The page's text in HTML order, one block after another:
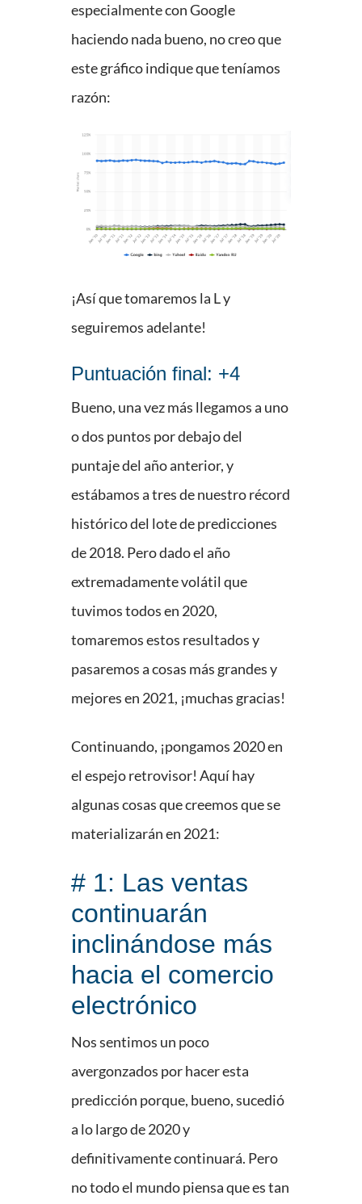
especialmente con Google
haciendo nada bueno, no creo que
este gráfico indique que teníamos
razón:
¡Así que tomaremos la L y
seguiremos adelante!
Puntuación final: +4
Bueno, una vez más llegamos a uno
o dos puntos por debajo del
puntaje del año anterior, y
estábamos a tres de nuestro récord
histórico del lote de predicciones
de 2018. Pero dado el año
extremadamente volátil que
tuvimos todos en 2020,
tomaremos estos resultados y
pasaremos a cosas más grandes y
mejores en 2021, ¡muchas gracias!
Continuando, ¡pongamos 2020 en
el espejo retrovisor! Aquí hay
algunas cosas que creemos que se
materializarán en 2021:
# 1: Las ventas
continuarán
inclinándose más
hacia el comercio
electrónico
Nos sentimos un poco
avergonzados por hacer esta
predicción porque, bueno, sucedió
a lo largo de 2020 y
definitivamente continuará. Pero
no todo el mundo piensa que es tan